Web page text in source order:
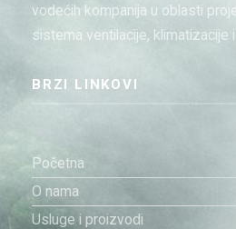
vodećih kompanija u oblasti
sistema ventilacije, klimatizacije i
BRZI LINKOVI
Početna
O nama
Usluge i proizvodi